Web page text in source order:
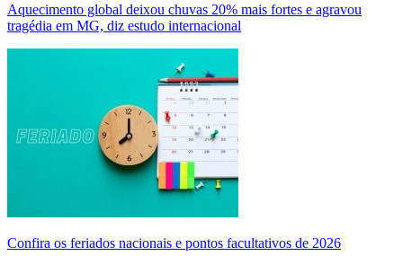
Aquecimento global deixou chuvas 20% mais fortes e agravou
tragédia em MG, diz estudo internacional
Confira os feriados nacionais e pontos facultativos de 2026